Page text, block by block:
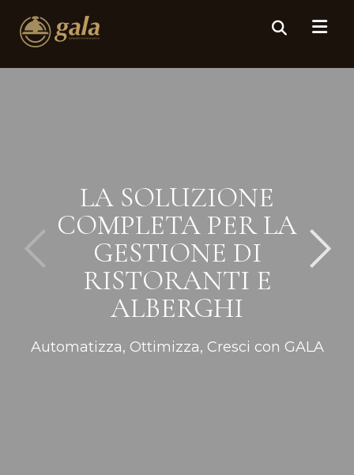
LA SOLUZIONE
COMPLETA PER LA
GESTIONE DI
RISTORANTI E
ALBERGHI
Automatizza, Ottimizza, Cresci con GALA